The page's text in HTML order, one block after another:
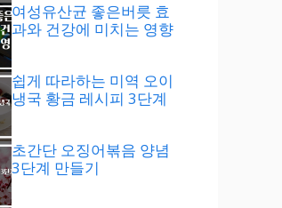
여성유산균 좋은버릇 효
과와 건강에 미치는 영향
쉽게 따라하는 미역 오이
냉국 황금 레시피 3단계
초간단 오징어볶음 양념
3단계 만들기